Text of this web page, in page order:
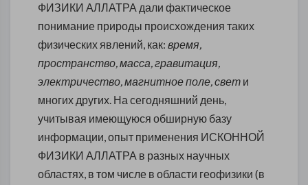
ФИЗИКИ АЛЛАТРА дали фактическое
понимание природы происхождения таких
физических явлений, как: время,
пространство, масса, гравитация,
электричество, магнитное поле, свет и
многих других. На сегодняшний день,
учитывая имеющуюся обширную базу
информации, опыт применения ИСКОННОЙ
ФИЗИКИ АЛЛАТРА в разных научных
областях, в том числе в области геофизики (в